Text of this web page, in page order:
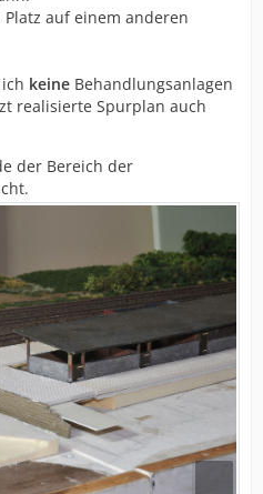
auf einem anderen
keine Behandlungsanlagen
realisierte Spurplan auch
der Bereich der